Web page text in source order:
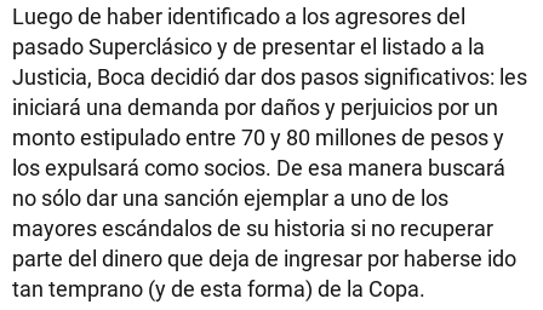
Luego de haber identificado a los agresores del
pasado Superclásico y de presentar el listado a la
Justicia, Boca decidió dar dos pasos significativos: les
iniciará una demanda por daños y perjuicios por un
monto estipulado entre 70 y 80 millones de pesos y
los expulsará como socios. De esa manera buscará
no sólo dar una sanción ejemplar a uno de los
mayores escándalos de su historia si no recuperar
parte del dinero que deja de ingresar por haberse ido
tan temprano (y de esta forma) de la Copa.